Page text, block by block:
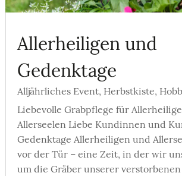
Allerheiligen und
Gedenktage
Alljährliches Event, Herbstkiste,
Liebevolle Grabpflege für
Allerseelen Liebe Kundinnen und
Gedenktage Allerheiligen und
vor der Tür – eine Zeit, in der wir
um die Gräber unserer